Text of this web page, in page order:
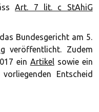
Art. 7 lit. c StAhiG
Bundesgericht am 5.
veröffentlicht. Zudem
ein Artikelsowie ein
Entscheid